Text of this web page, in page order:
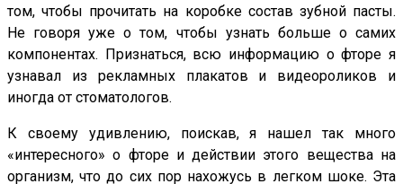
том, чтобы прочитать на коробке состав зубной пасты.
Не говоря уже о том, чтобы узнать больше о самих
компонентах. Признаться, всю информацию о фторе я
узнавал из рекламных плакатов и видеороликов и
иногда от стоматологов.
К своему удивлению, поискав, я нашел так много
«интересного» о фторе и действии этого вещества на
организм, что до сих пор нахожусь в легком шоке. Эта